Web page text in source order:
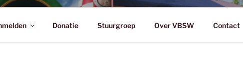
Donatie Stuurgroep Over VBSW Contact